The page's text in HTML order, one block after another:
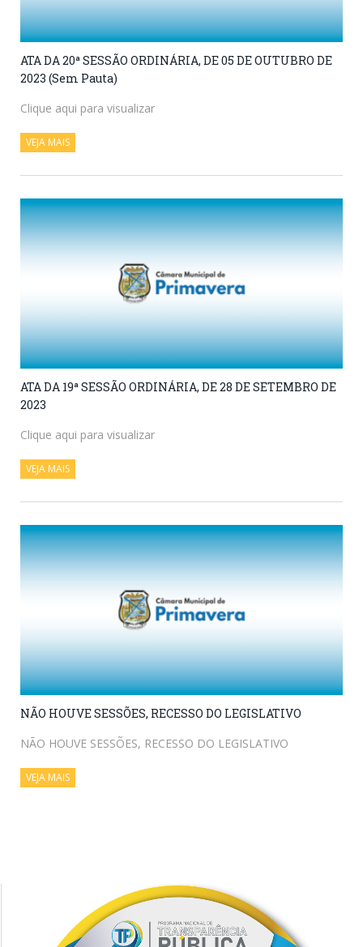
ATA DA 20ª SESSÃO ORDINÁRIA, DE 05 DE OUTUBRO DE
2023 (Sem Pauta)
Clique aqui para visualizar
VEJA MAIS
ATA DA 19ª SESSÃO ORDINÁRIA, DE 28 DE SETEMBRO DE
2023
Clique aqui para visualizar
VEJA MAIS
NÃO HOUVE SESSÕES, RECESSO DO LEGISLATIVO
NÃO HOUVE SESSÕES, RECESSO DO LEGISLATIVO
VEJA MAIS